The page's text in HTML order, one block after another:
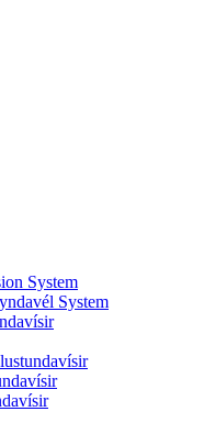
System
System